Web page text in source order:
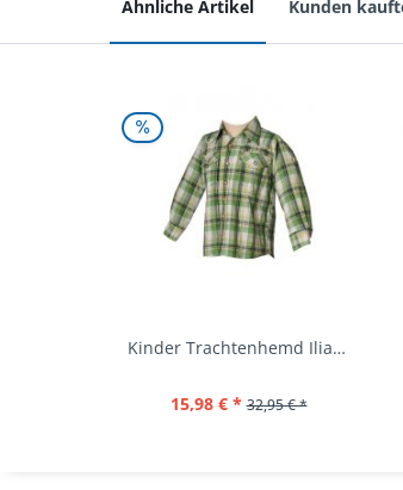
Ähnliche Artikel Kunden
Kinder Trachtenhemd Ilias giftgrün langarm...
15,98 € * 32,95 € *